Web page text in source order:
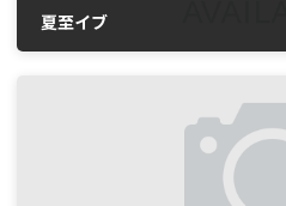
夏至イブ